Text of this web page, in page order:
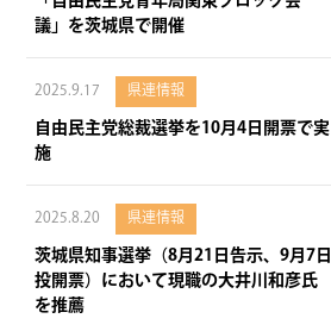
議」を茨城県で開催
2025.9.17 県連情報
自由民主党総裁選挙を10月4日開票で実
施
2025.8.20 県連情報
茨城県知事選挙（8月21日告示、9月7日
投開票）において現職の大井川和彦氏
を推薦